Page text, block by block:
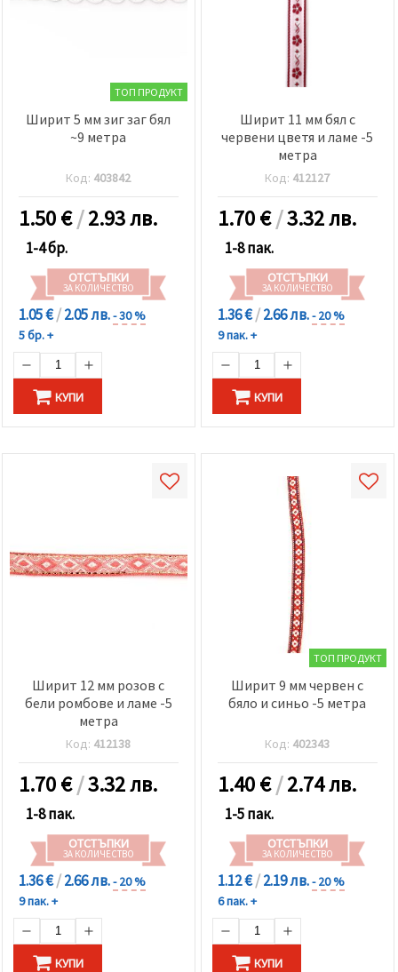
ТОП ПРОДУКТ
Ширит 5 мм зиг заг бял
~9 метра
Код: 403842
1.50€/2.93 лв.
1-4 бр.
ОТСТЪПКИ
ЗА КОЛИЧЕСТВО
1.05 €/2.05 лв.- 30 %
5 бр. +
КУПИ
Ширит 11 мм бял с
червени цветя и ламе -5
метра
Код: 412127
1.70€/3.32 лв.
1-8 пак.
ОТСТЪПКИ
ЗА КОЛИЧЕСТВО
1.36 €/2.66 лв.- 20 %
9 пак. +
КУПИ
Ширит 12 мм розов с
бели ромбове и ламе -5
метра
Код: 412138
1.70€/3.32 лв.
1-8 пак.
ОТСТЪПКИ
ЗА КОЛИЧЕСТВО
1.36 €/2.66 лв.- 20 %
9 пак. +
КУПИ
ТОП ПРОДУКТ
Ширит 9 мм червен с
бяло и синьо -5 метра
Код: 402343
1.40€/2.74 лв.
1-5 пак.
ОТСТЪПКИ
ЗА КОЛИЧЕСТВО
1.12 €/2.19 лв.- 20 %
6 пак. +
КУПИ